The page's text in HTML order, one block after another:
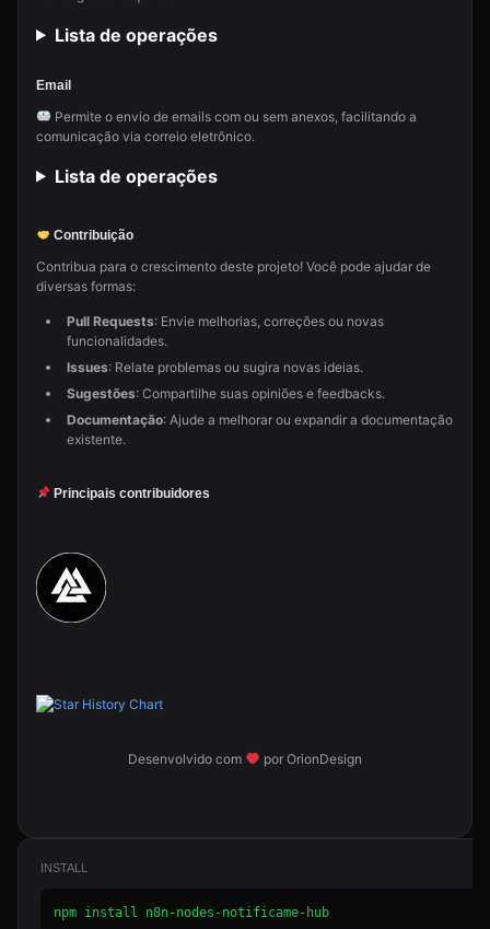
Lista de operações
Email
Permite o envio de emails com ou sem anexos, facilitando a
comunicação via correio eletrônico.
Lista de operações
Contribuição
Contribua para o crescimento deste projeto! Você pode ajudar de
diversas formas:
Pull Requests: Envie melhorias, correções ou novas
funcionalidades.
Issues: Relate problemas ou sugira novas ideias.
Sugestões: Compartilhe suas opiniões e feedbacks.
Documentação: Ajude a melhorar ou expandir a documentação
existente.
Principais contribuidores
Desenvolvido com por OrionDesign
INSTALL
npm install n8n-nodes-notificame-hub